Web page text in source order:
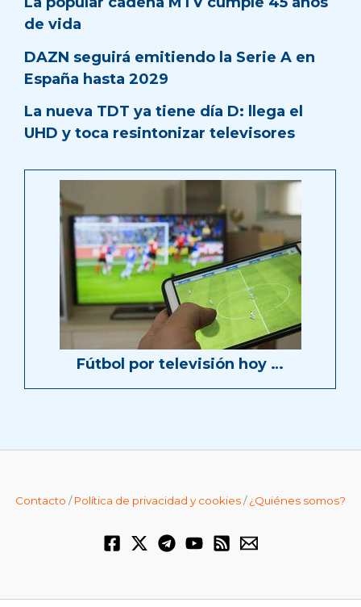
de vida
DAZN seguirá emitiendo la Serie A en
España hasta 2029
La nueva TDT ya tiene día D: llega el
UHD y toca resintonizar televisores
Fútbol por televisión hoy …
Contacto /Política de privacidad y cookies/¿Quiénes somos?